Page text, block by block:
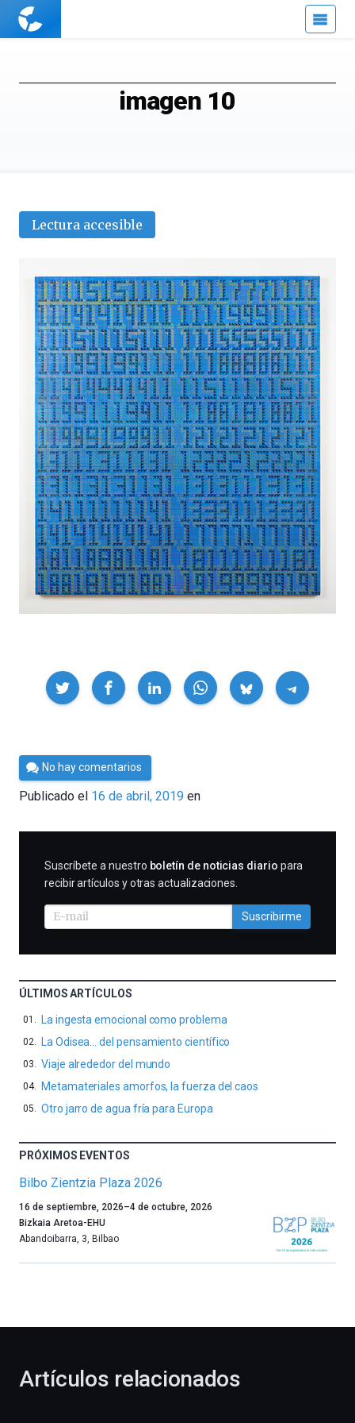
Cuaderno
imagen 10
Lectura accesible
Compartir
Por
César
Tomé
No hay comentarios
Publicado el 16 de abril, 2019 en
SUSCRIBIRME
Suscríbete a nuestro boletín de noticias diario para
recibir artículos y otras actualizaciones.
Suscribirme
ÚLTIMOS ARTÍCULOS
La ingesta emocional como problema
La Odisea… del pensamiento científico
Viaje alrededor del mundo
Metamateriales amorfos, la fuerza del caos
Otro jarro de agua fría para Europa
PRÓXIMOS EVENTOS
Bilbo Zientzia Plaza 2026
Un
año
más,
celebración
16 de septiembre, 2026–4 de octubre, 2026
Bizkaia Aretoa-EHU
Abandoibarra, 3, Bilbao
Artículos relacionados